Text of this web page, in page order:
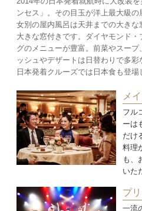
ンセス」。その目玉が洋上最大級
女別の屋内風呂は天井までの大き
大きな窓付きです。ダイヤモンド
グのメニューが豊富。前菜やスー
ッシュやデザートは日替わりで多彩
日本発着クルーズでは日本食も登場
メ
フル
ーは
だけ
料理
も、
いた
プ
一流